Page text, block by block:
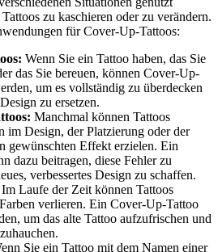
zu kaschieren oder zu verändern.
für Cover-Up-Tattoos:
Wenn Sie ein Tattoo haben, das Sie
das Sie bereuen, können Cover-Up-
um es vollständig zu überdecken
zu ersetzen.
Manchmal können Tattoos
im Design, der Platzierung oder der
gewünschten Effekt erzielen. Ein
dazu beitragen, diese Fehler zu
verbessertes Design zu schaffen.
Im Laufe der Zeit können Tattoos
verlieren. Ein Cover-Up-Tattoo
um das alte Tattoo aufzufrischen und
Sie ein Tattoo mit dem Namen einer